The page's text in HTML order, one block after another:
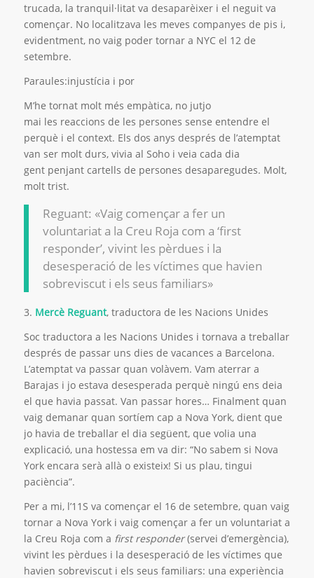
trucada, la tranquil·litat va desaparèixer i el neguit va
començar. No localitzava les meves companyes de pis i,
evidentment, no vaig poder tornar a NYC el 12 de
setembre.
Paraules:injustícia i por
M’he tornat molt més empàtica, no jutjo
mai les reaccions de les persones sense entendre el
perquè i el context. Els dos anys després de l’atemptat
van ser molt durs, vivia al Soho i veia cada dia
gent penjant cartells de persones desaparegudes. Molt,
molt trist.
Reguant: «Vaig començar a fer un
voluntariat a la Creu Roja com a ‘first
responder’, vivint les pèrdues i la
desesperació de les víctimes que havien
sobreviscut i els seus familiars»
3. Mercè Reguant, traductora de les Nacions Unides
Soc traductora a les Nacions Unides i tornava a treballar
després de passar uns dies de vacances a Barcelona.
L’atemptat va passar quan volàvem. Vam aterrar a
Barajas i jo estava desesperada perquè ningú ens deia
el que havia passat. Van passar hores… Finalment quan
vaig demanar quan sortíem cap a Nova York, dient que
jo havia de treballar el dia següent, que volia una
explicació, una hostessa em va dir: “No sabem si Nova
York encara serà allà o existeix! Si us plau, tingui
paciència”.
Per a mi, l’11S va començar el 16 de setembre, quan vaig
tornar a Nova York i vaig començar a fer un voluntariat a
la Creu Roja com a first responder(servei d’emergència),
vivint les pèrdues i la desesperació de les víctimes que
havien sobreviscut i els seus familiars: una experiència